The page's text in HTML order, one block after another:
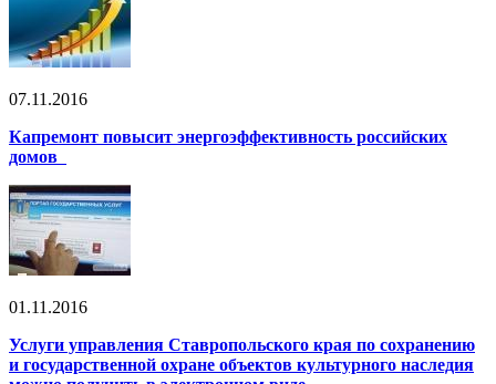
07.11.2016
Капремонт повысит энергоэффективность российских
домов
01.11.2016
Услуги управления Ставропольского края по сохранению
и государственной охране объектов культурного наследия